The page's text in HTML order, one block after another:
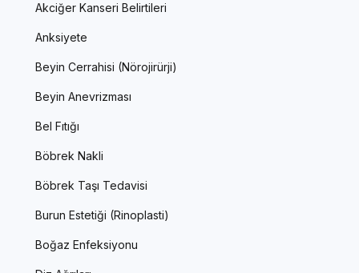
Akciğer Kanseri Belirtileri
Anksiyete
Beyin Cerrahisi (Nörojirürji)
Beyin Anevrizması
Bel Fıtığı
Böbrek Nakli
Böbrek Taşı Tedavisi
Burun Estetiği (Rinoplasti)
Boğaz Enfeksiyonu